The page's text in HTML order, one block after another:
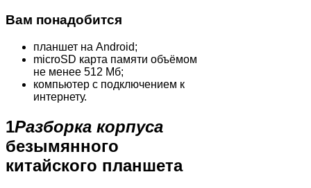
Вам понадобится
планшет на Android;
microSD карта памяти объёмом
не менее 512 Мб;
компьютер с подключением к
интернету.
1Разборка корпуса
безымянного
китайского планшета